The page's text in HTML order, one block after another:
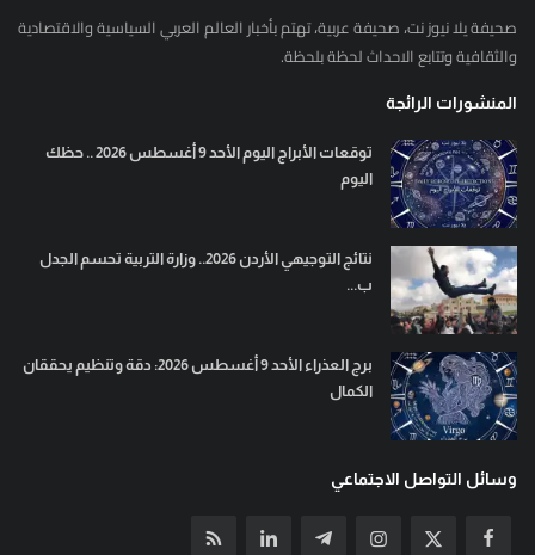
صحيفة يلا نيوز نت، صحيفة عربية، تهتم بأخبار العالم العربي السياسية والاقتصادية
والثقافية وتتابع الاحداث لحظة بلحظة.
المنشورات الرائجة
توقعات الأبراج اليوم الأحد 9 أغسطس 2026 .. حظك
اليوم
نتائج التوجيهي الأردن 2026.. وزارة التربية تحسم الجدل
ب...
برج العذراء الأحد 9 أغسطس 2026: دقة وتنظيم يحققان
الكمال
وسائل التواصل الاجتماعي